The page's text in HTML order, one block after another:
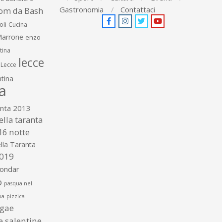
da Bash
Cucina
enzo
Lecce lecce
2013
taranta
notte
Taranta
pasqua nel
pizzica
Gastronomia
Contattaci